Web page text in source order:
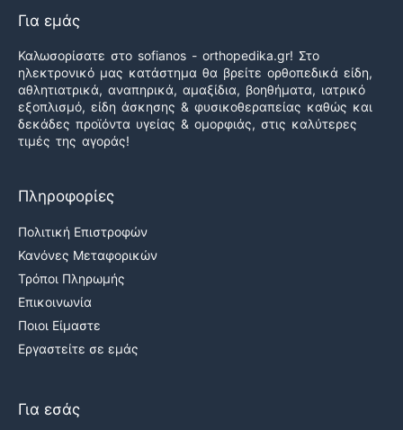
Για εμάς
Καλωσορίσατε στο sofianos - orthopedika.gr! Στο
ηλεκτρονικό μας κατάστημα θα βρείτε ορθοπεδικά είδη,
αθλητιατρικά, αναπηρικά, αμαξίδια, βοηθήματα, ιατρικό
εξοπλισμό, είδη άσκησης & φυσικοθεραπείας καθώς και
δεκάδες προϊόντα υγείας & ομορφιάς, στις καλύτερες
τιμές της αγοράς!
Πληροφορίες
Πολιτική Επιστροφών
Κανόνες Μεταφορικών
Τρόποι Πληρωμής
Επικοινωνία
Ποιοι Είμαστε
Εργαστείτε σε εμάς
Για εσάς